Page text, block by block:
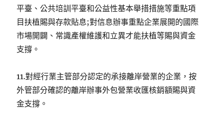
平臺、公共培訓平臺和公益性基本舉措措施等重點項
目扶植賜與存款貼息;對信息辦事重點企業展開的國際
市場開闢、常識產權維護和立異才能扶植等賜與資金
支撐。
11.對經行業主管部分認定的承接離岸營業的企業，按
外管部分確認的離岸辦事外包營業收匯核銷額賜與資
金支撐。